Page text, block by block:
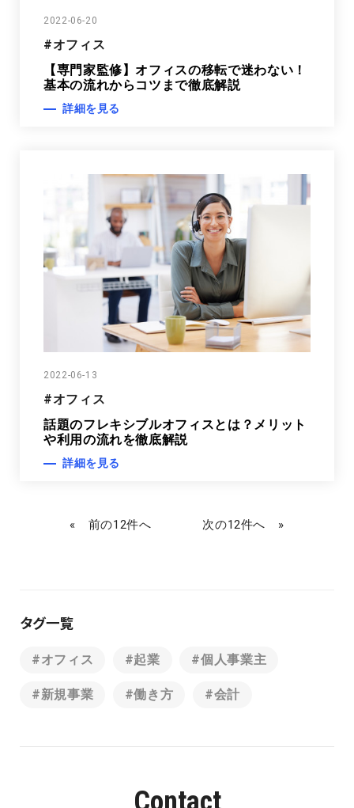
2022-06-20
#オフィス
【専門家監修】オフィスの移転で迷わない！
基本の流れからコツまで徹底解説
詳細を見る
2022-06-13
#オフィス
話題のフレキシブルオフィスとは？メリット
や利用の流れを徹底解説
詳細を見る
« »
タグ一覧
#オフィス #起業 #個人事業主
#新規事業 #働き方 #会計